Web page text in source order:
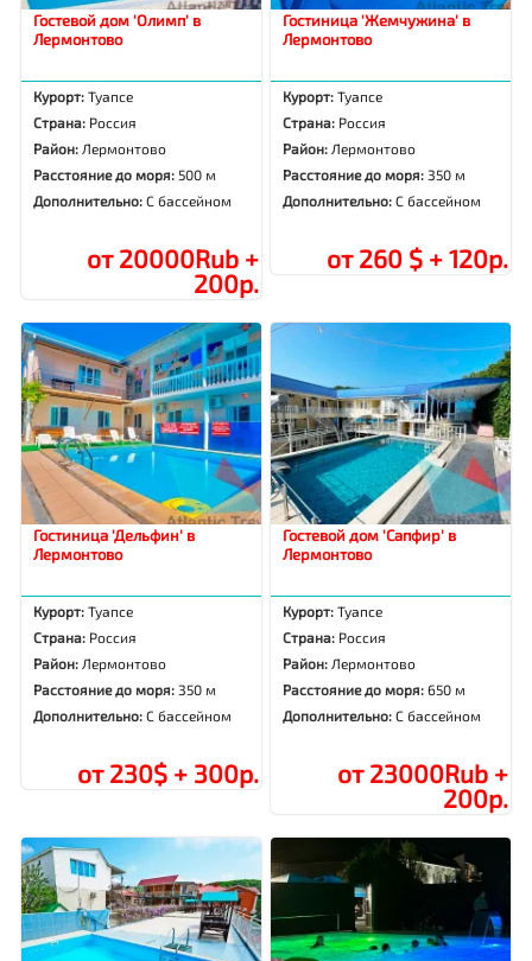
Гостевой дом 'Олимп' в
Лермонтово
Курорт:Туапсе
Страна: Россия
Район: Лермонтово
Расстояние до моря: 500 м
Дополнительно:С бассейном
от 20000Rub +
200р.
Гостиница 'Жемчужина' в
Лермонтово
Курорт:Туапсе
Страна: Россия
Район: Лермонтово
Расстояние до моря: 350 м
Дополнительно:С бассейном
от 260 $ + 120р.
Гостиница 'Дельфин' в
Лермонтово
Курорт:Туапсе
Страна: Россия
Район: Лермонтово
Расстояние до моря: 350 м
Дополнительно:С бассейном
от 230$ + 300р.
Гостевой дом 'Сапфир' в
Лермонтово
Курорт:Туапсе
Страна: Россия
Район: Лермонтово
Расстояние до моря:650 м
Дополнительно:С бассейном
от 23000Rub +
200р.